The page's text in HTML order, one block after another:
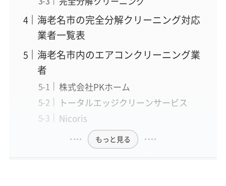
海老名市の完全分解クリーニング対応
業者一覧表
海老名市内のエアコンクリーニング業
者
株式会社PKホーム
トータルエッジクリーンサービス
Nicoris
もっと見る